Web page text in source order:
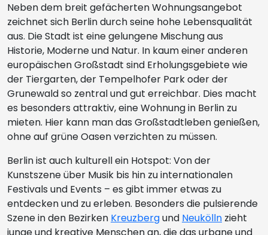
Neben dem breit gefächerten Wohnungsangebot
zeichnet sich Berlin durch seine hohe Lebensqualität
aus. Die Stadt ist eine gelungene Mischung aus
Historie, Moderne und Natur. In kaum einer anderen
europäischen Großstadt sind Erholungsgebiete wie
der Tiergarten, der Tempelhofer Park oder der
Grunewald so zentral und gut erreichbar. Dies macht
es besonders attraktiv, eine Wohnung in Berlin zu
mieten. Hier kann man das Großstadtleben genießen,
ohne auf grüne Oasen verzichten zu müssen.
Berlin ist auch kulturell ein Hotspot: Von der
Kunstszene über Musik bis hin zu internationalen
Festivals und Events – es gibt immer etwas zu
entdecken und zu erleben. Besonders die pulsierende
Szene in den Bezirken Kreuzbergund Neukölln zieht